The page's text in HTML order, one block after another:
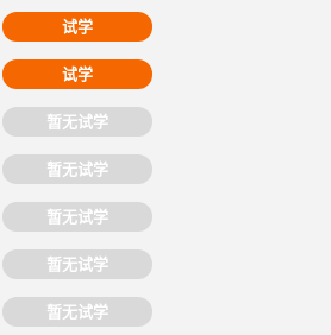
试学
试学
暂无试学
暂无试学
暂无试学
暂无试学
暂无试学